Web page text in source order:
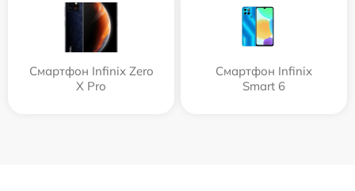
Смартфон Infinix Zero
X Pro
Смартфон Infinix
Smart 6